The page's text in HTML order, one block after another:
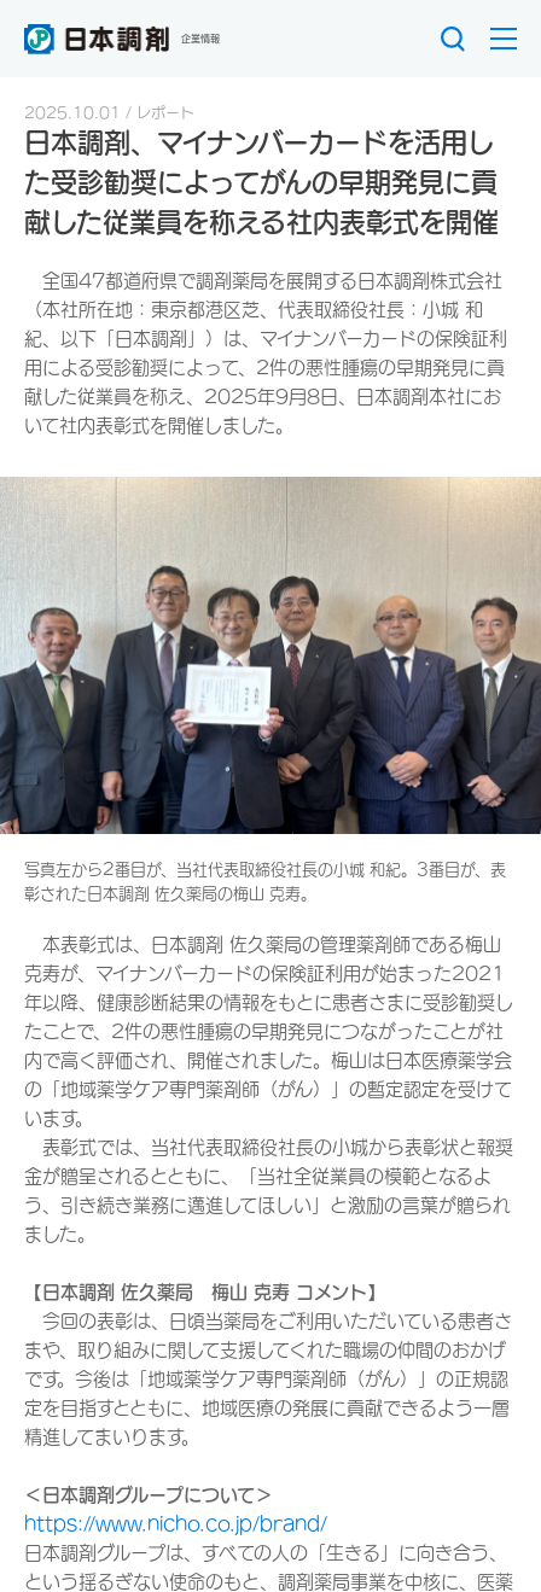
企業情報
2025.10.01 レポート
日本調剤、マイナンバーカードを活用し
た受診勧奨によってがんの早期発見に貢
献した従業員を称える社内表彰式を開催
全国47都道府県で調剤薬局を展開する日本調剤株式会社
（本社所在地：東京都港区芝、代表取締役社長：小城 和
紀、以下「日本調剤」）は、マイナンバーカードの保険証利
用による受診勧奨によって、2件の悪性腫瘍の早期発見に貢
献した従業員を称え、2025年9月8日、日本調剤本社にお
いて社内表彰式を開催しました。
写真左から2番目が、当社代表取締役社長の小城 和紀。3番目が、表
彰された日本調剤 佐久薬局の梅山 克寿。
本表彰式は、日本調剤 佐久薬局の管理薬剤師である梅山
克寿が、マイナンバーカードの保険証利用が始まった2021
年以降、健康診断結果の情報をもとに患者さまに受診勧奨し
たことで、2件の悪性腫瘍の早期発見につながったことが社
内で高く評価され、開催されました。梅山は日本医療薬学会
の「地域薬学ケア専門薬剤師（がん）」の暫定認定を受けて
います。
表彰式では、当社代表取締役社長の小城から表彰状と報奨
金が贈呈されるとともに、「当社全従業員の模範となるよ
う、引き続き業務に邁進してほしい」と激励の言葉が贈られ
ました。
【日本調剤 佐久薬局 梅山 克寿 コメント】
今回の表彰は、日頃当薬局をご利用いただいている患者さ
まや、取り組みに関して支援してくれた職場の仲間のおかげ
です。今後は「地域薬学ケア専門薬剤師（がん）」の正規認
定を目指すとともに、地域医療の発展に貢献できるよう一層
精進してまいります。
＜日本調剤グループについて＞
https://www.nicho.co.jp/brand/
日本調剤グループは、すべての人の「生きる」に向き合う、
という揺るぎない使命のもと、調剤薬局事業を中核に、医薬